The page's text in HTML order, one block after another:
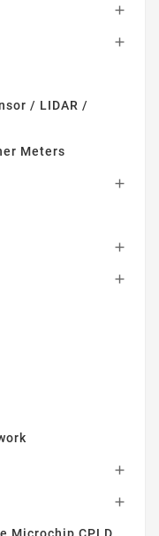


/ LIDAR /
Meters





Microchip CPLD